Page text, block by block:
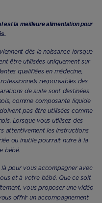
est la meilleure alimentation pour
dès la naissance lorsque
être utilisées uniquement sur
qualifiées en médecine,
responsables des
de suite sont destinées
comme composante liquide
pas être utilisées comme
Lorsque vous utilisez des
attentivement les instructions
ou inutile pourrait nuire à la
bébé.
pour vous accompagner avec
et à votre bébé. Que ce soit
vous proposer une vidéo
offrir un accompagnement